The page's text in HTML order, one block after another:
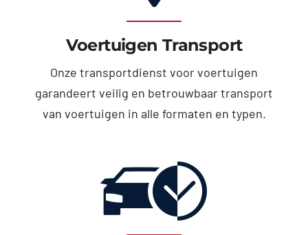
Voertuigen Transport
Onze transportdienst voor voertuigen
garandeert veilig en betrouwbaar transport
van voertuigen in alle formaten en typen.